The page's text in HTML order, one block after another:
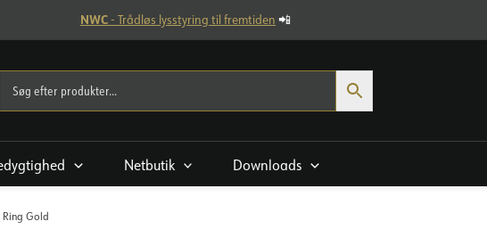
NWC- Trådløs lysstyring til fremtiden 📲
Netbutik Downloads
Gold